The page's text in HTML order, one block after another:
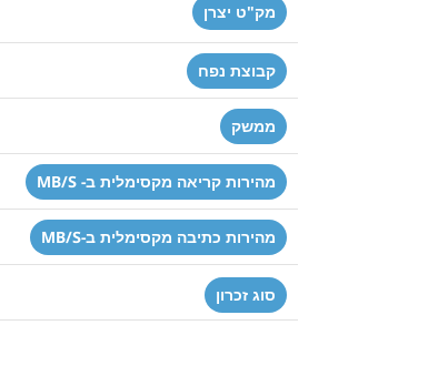
מק"ט יצרן
קבוצת נפח
ממשק
מהירות קריאה מקסימלית ב- MB/S
מהירות כתיבה מקסימלית ב-MB/S
סוג זכרון